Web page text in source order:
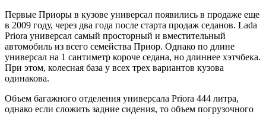
Первые Приоры в кузове универсал появились в продаже еще
в 2009 году, через два года после старта продаж седанов. Lada
Priora универсал самый просторный и вместительный
автомобиль из всего семейства Приор. Однако по длине
универсал на 1 сантиметр короче седана, но длиннее хэтчбека.
При этом, колесная база у всех трех вариантов кузова
одинакова.
Объем багажного отделения универсала Priora 444 литра,
однако если сложить задние сидения, то объем погрузочного